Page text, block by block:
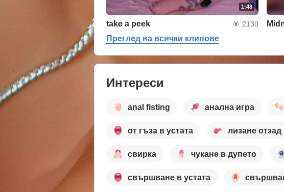
1:48
take a peek 2130
Преглед на всички клипове
Интереси
anal fisting анална игра
от гъза в устата лизане отзад
свирка чукане в дупето
свършване в устата